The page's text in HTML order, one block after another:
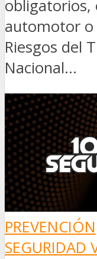
obligatorios,
automotor o
Riesgos del
Nacional...
PREVENCIÓN
SEGURIDAD